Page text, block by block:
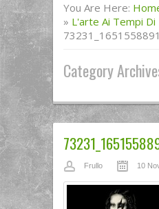
You Are Here:
» L'arte Ai Tempi
Category
Frullo 10